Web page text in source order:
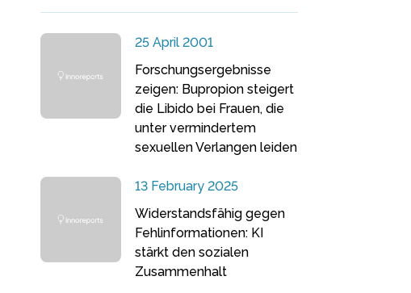
25 April 2001
Forschungsergebnisse
zeigen: Bupropion steigert
die Libido bei Frauen, die
unter vermindertem
sexuellen Verlangen leiden
13 February 2025
Widerstandsfähig gegen
Fehlinformationen: KI
stärkt den sozialen
Zusammenhalt